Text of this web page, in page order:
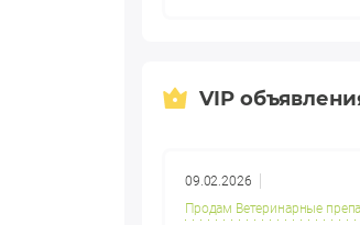
VIP
09.02.2026
Продам Ветеринарные